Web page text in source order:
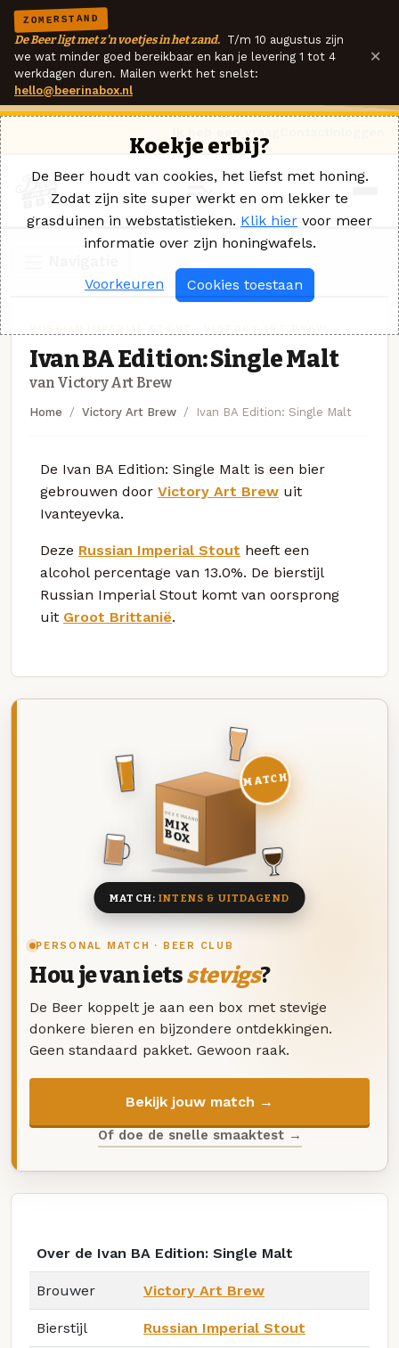
ZOMERSTAND
De Beer ligt met z'n voetjes in het zand. T/m 10 augustus zijn
we wat minder goed bereikbaar en kan je levering 1 tot 4
werkdagen duren. Mailen werkt het snelst:
hello@beerinabox.nl
×
Ivan BA Edition: Single Malt
van Victory Art Brew
Home Victory Art Brew Ivan BA Edition: Single Malt
De Ivan BA Edition: Single Malt is een bier
gebrouwen door Victory Art Brew uit
Ivanteyevka.
Deze Russian Imperial Stout heeft een
alcohol percentage van 13.0%. De bierstijl
Russian Imperial Stout komt van oorsprong
uit Groot Brittanië.
PERSONAL MATCH · BEER CLUB
Hou je van ietsstevigs?
De Beer koppelt je aan een box met stevige
donkere bieren en bijzondere ontdekkingen.
Geen standaard pakket. Gewoon raak.
Bekijk jouw match →
Of doe de snelle smaaktest →
DEZE MAAND
MIX
BOX
8 BIEREN
MATCH
MATCH:INTENS & UITDAGEND
Over de Ivan BA Edition: Single Malt
Brouwer Victory Art Brew
Bierstijl Russian Imperial Stout
Koekje erbij?
De Beer houdt van cookies, het liefst met honing.
Zodat zijn site super werkt en om lekker te
grasduinen in webstatistieken. Klik hier voor meer
informatie over zijn honingwafels.
Voorkeuren Cookies toestaan